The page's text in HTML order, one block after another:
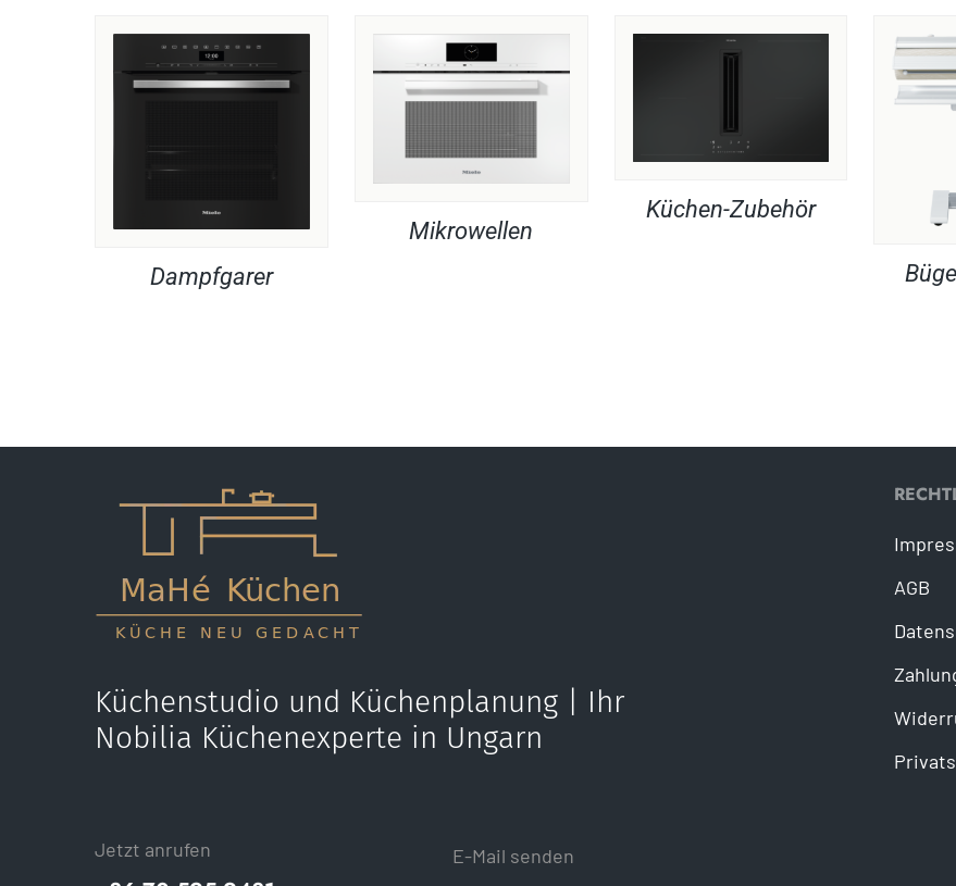
Dampfgarer
Mikrowellen
Küchen-Zubehör
Küchenstudio und Küchenplanung | Ihr
Nobilia Küchenexperte in Ungarn
Jetzt anrufen E-Mail senden
AGB